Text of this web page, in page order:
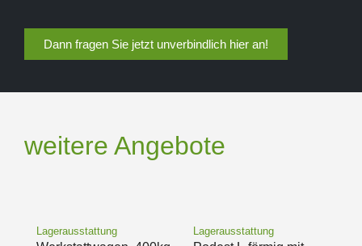
Dann fragen Sie jetzt unverbindlich hier an!
weitere Angebote
Lagerausstattung Lagerausstattung